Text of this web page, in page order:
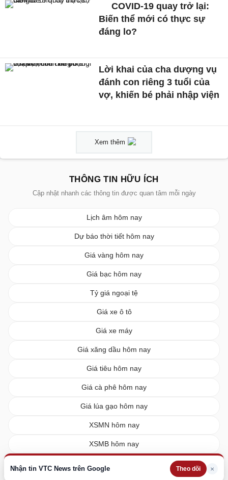
Nhận tin VTC News trên Google Theo dõi ×
COVID-19 quay trở lại:
Biến thể mới có thực sự
đáng lo?
Lời khai của cha dượng vụ
đánh con riêng 3 tuổi của
vợ, khiến bé phải nhập viện
Xem thêm
THÔNG TIN HỮU ÍCH
Cập nhật nhanh các thông tin được quan tâm mỗi ngày
Lịch âm hôm nay
Dự báo thời tiết hôm nay
Giá vàng hôm nay
Giá bạc hôm nay
Tỷ giá ngoại tệ
Giá xe ô tô
Giá xe máy
Giá xăng dầu hôm nay
Giá tiêu hôm nay
Giá cà phê hôm nay
Giá lúa gạo hôm nay
XSMN hôm nay
XSMB hôm nay